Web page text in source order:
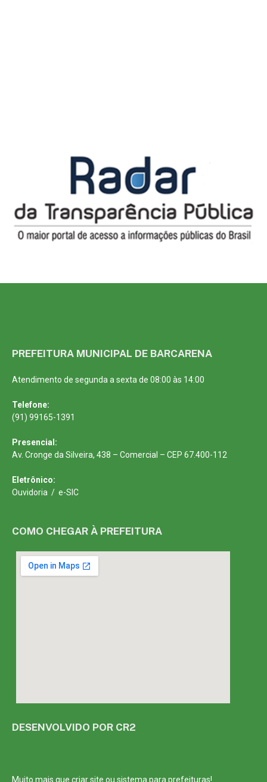
PREFEITURA MUNICIPAL DE BARCARENA
Atendimento de segunda a sexta de 08:00 às 14:00
Telefone:
(91) 99165-1391
Presencial:
Av. Cronge da Silveira, 438 – Comercial – CEP 67.400-112
Eletrônico:
Ouvidoria / e-SIC
COMO CHEGAR À PREFEITURA
DESENVOLVIDO POR CR2
Muito mais que criar site ou sistema para prefeituras!